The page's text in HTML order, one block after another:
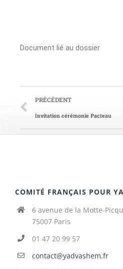
Document lié au dossier
PRÉCÉDENT
Invitation cérémonie Pacteau
COMITÉ FRANÇAIS POUR
6 avenue de la Motte-
75007 Paris
01 47 20 99 57
contact@yadvashem.fr